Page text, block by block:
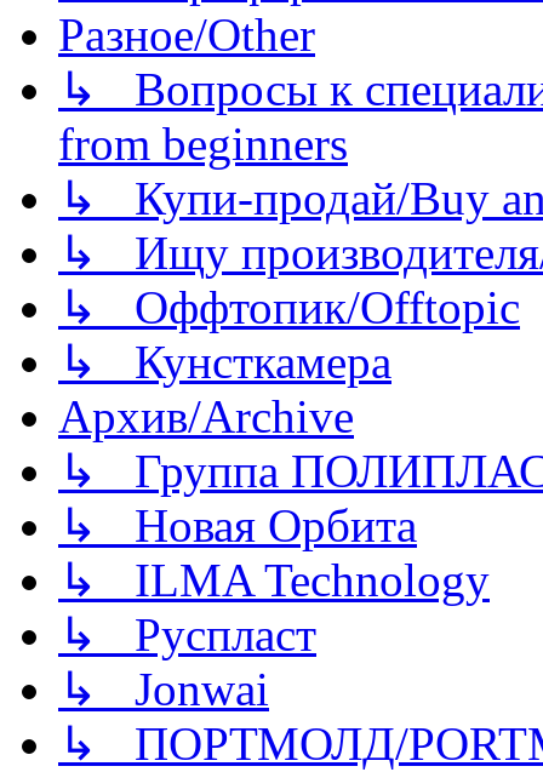
Разное/Other
↳ Вопросы к
from beginners
↳ Купи-продай/Buy
↳ Ищу
↳ Оффтопик/Offtopic
↳ Кунсткамера
Архив/Archive
↳ Группа
↳ Новая Орбита
↳ ILMA Technology
↳ Руспласт
↳ Jonwai
↳ ПОРТМОЛД/